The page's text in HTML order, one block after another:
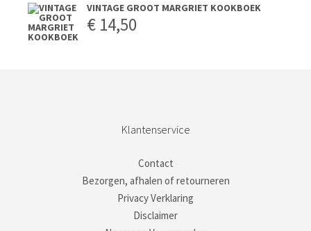
VINTAGE GROOT MARGRIET KOOKBOEK
€ 14,50
Klantenservice
Contact
Bezorgen, afhalen of retourneren
Privacy Verklaring
Disclaimer